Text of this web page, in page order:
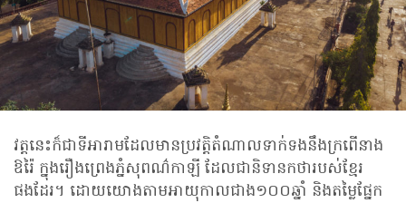
វត្តនេះក៏ជាទីអារាមដែលមានប្រវត្តិតំណាលទាក់ទងនឹងក្រពើនាង
ឱរ៉ៃ ក្នុងរឿងព្រេងភ្នំសុពណ៌កាឡី ដែលជានិទានកថារបស់ខ្មែរ
ផងដែរ។ ដោយយោងតាមអាយុកាលជាង១០០ឆ្នាំ និង​តម្លៃផ្នែក